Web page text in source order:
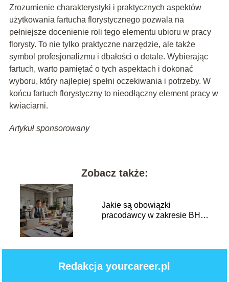
Zrozumienie charakterystyki i praktycznych aspektów
użytkowania fartucha florystycznego pozwala na
pełniejsze docenienie roli tego elementu ubioru w pracy
florysty. To nie tylko praktyczne narzędzie, ale także
symbol profesjonalizmu i dbałości o detale. Wybierając
fartuch, warto pamiętać o tych aspektach i dokonać
wyboru, który najlepiej spełni oczekiwania i potrzeby. W
końcu fartuch florystyczny to nieodłączny element pracy w
kwiaciarni.
Artykuł sponsorowany
Zobacz także:
Jakie są obowiązki
pracodawcy w zakresie BHP
Redakcja yourcareer.pl